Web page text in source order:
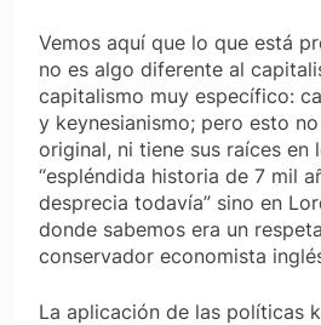
Vemos aquí que lo que está
no es algo diferente al
capitalismo muy específico:
y keynesianismo; pero esto
original, ni tiene sus raíces en
“espléndida historia de 7 mil
desprecia todavía” sino en
donde sabemos era un
conservador economista
La aplicación de las políticas